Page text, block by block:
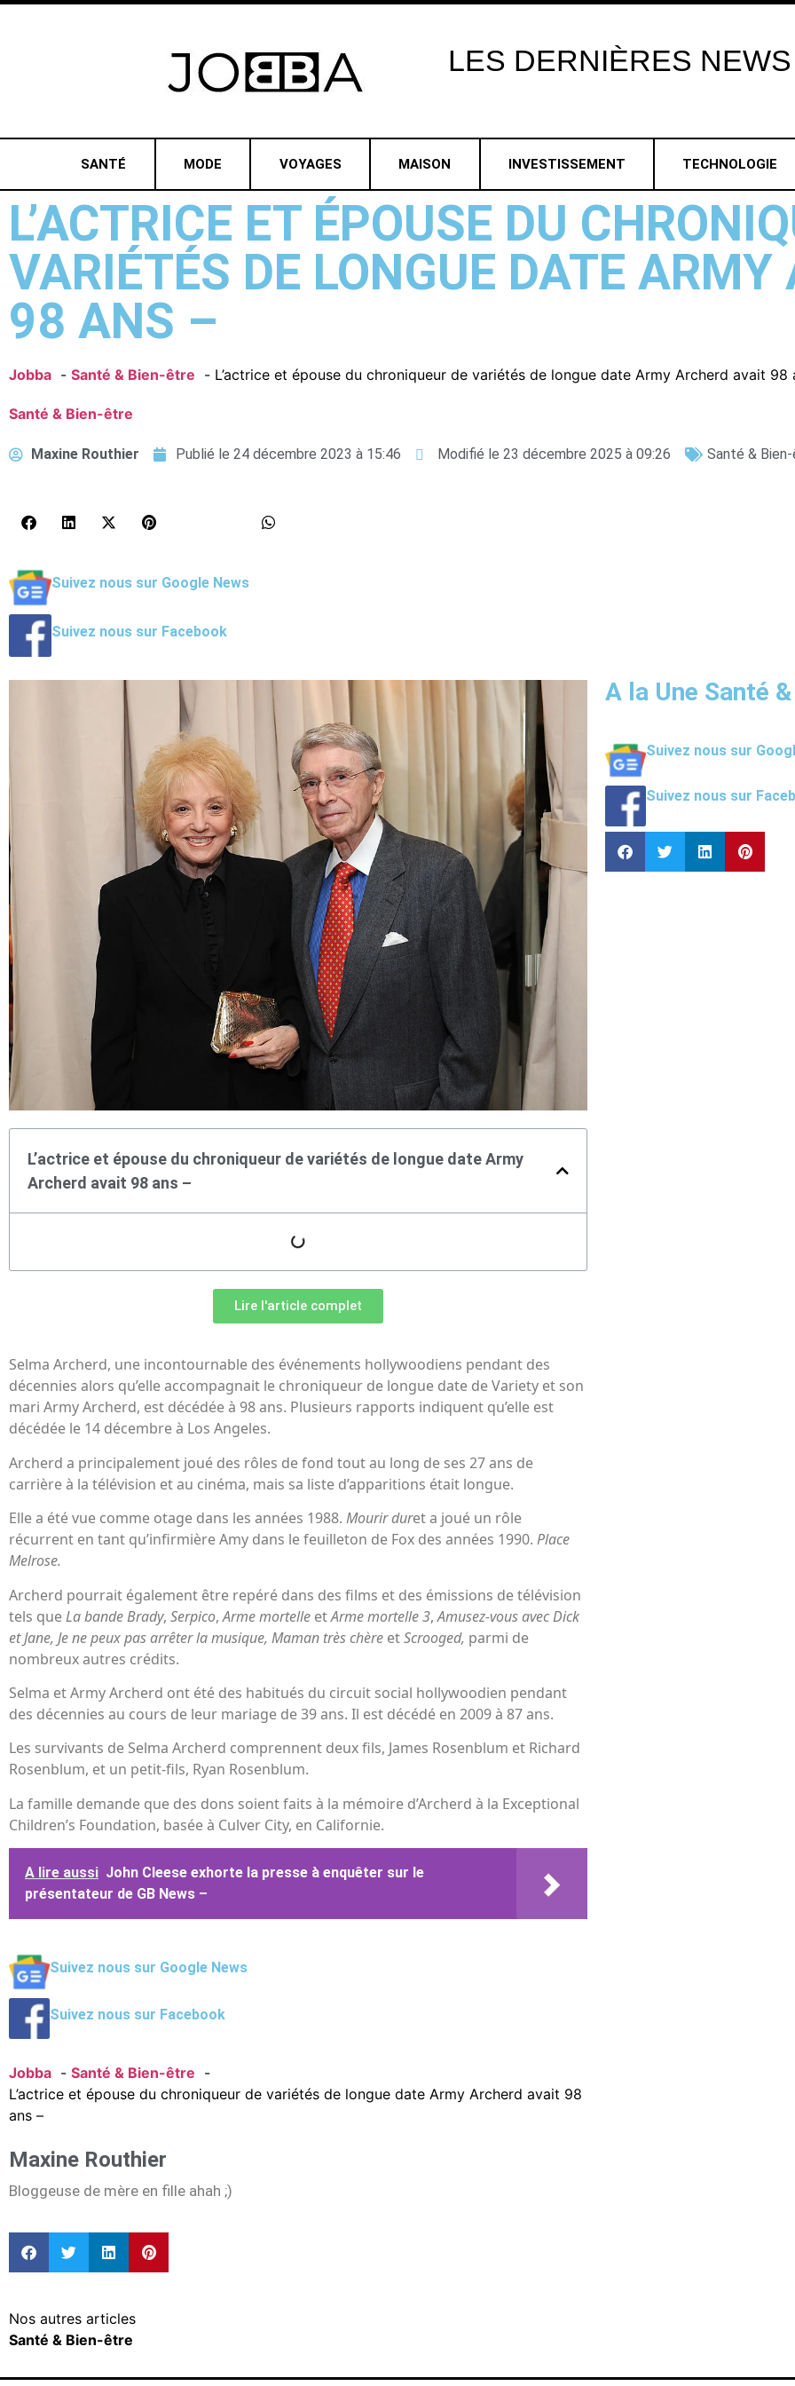
LES DERNIÈRES NEWS
SANTÉ MODE VOYAGES MAISON INVESTISSEMENT TECHNOLOGIE
L’ACTRICE ET ÉPOUSE DU
VARIÉTÉS DE LONGUE DATE
98 ANS –
Jobba Santé & Bien-être L’actrice et épouse du chroniqueur de variétés de longue date Army Archerd avait 98
Santé & Bien-être
Maxine Routhier Publié le 24 décembre 2023 à 15:46 Modifié le 23 décembre 2025 à 09:26 Santé &
Suivez nous sur Google News
Suivez nous sur Facebook
L’actrice et épouse du chroniqueur de variétés de longue date Army
Archerd avait 98 ans –
Lire l'article complet
Selma Archerd, une incontournable des événements hollywoodiens pendant des
décennies alors qu’elle accompagnait le chroniqueur de longue date de Variety et son
mari Army Archerd, est décédée à 98 ans. Plusieurs rapports indiquent qu’elle est
décédée le 14 décembre à Los Angeles.
Archerd a principalement joué des rôles de fond tout au long de ses 27 ans de
carrière à la télévision et au cinéma, mais sa liste d’apparitions était longue.
Elle a été vue comme otage dans les années 1988. Mourir duret a joué un rôle
récurrent en tant qu’infirmière Amy dans le feuilleton de Fox des années 1990. Place
Melrose.
Archerd pourrait également être repéré dans des films et des émissions de télévision
tels queLa bande Brady, Serpico,Arme mortelle etArme mortelle 3,Amusez-vous avec Dick
et Jane, Je ne peux pas arrêter la musique, Maman très chère etScrooged, parmi de
nombreux autres crédits.
Selma et Army Archerd ont été des habitués du circuit social hollywoodien pendant
des décennies au cours de leur mariage de 39 ans. Il est décédé en 2009 à 87 ans.
Les survivants de Selma Archerd comprennent deux fils, James Rosenblum et Richard
Rosenblum, et un petit-fils, Ryan Rosenblum.
La famille demande que des dons soient faits à la mémoire d’Archerd à la Exceptional
Children’s Foundation, basée à Culver City, en Californie.
A lire aussi John Cleese exhorte la presse à enquêter sur le
présentateur de GB News –
Suivez nous sur Google News
Suivez nous sur Facebook
Jobba
Santé & Bien-être
L’actrice et épouse du chroniqueur de variétés de longue date Army Archerd avait 98
ans –
Maxine Routhier
Bloggeuse de mère en fille ahah ;)
A la Une Santé
Suivez nous sur
Suivez nous sur
Nos autres articles
Santé & Bien-être